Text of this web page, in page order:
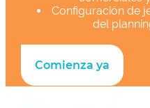
Configuración de
del
Comienza ya